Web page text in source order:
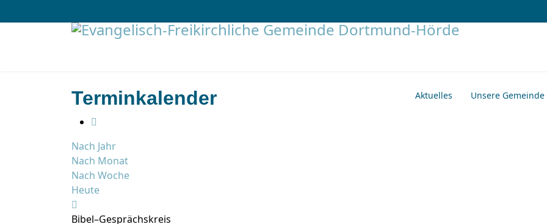
Aktuelles Unsere Gemeinde
Terminkalender
Nach Jahr
Nach Monat
Nach Woche
Heute
Bibel–Gesprächskreis